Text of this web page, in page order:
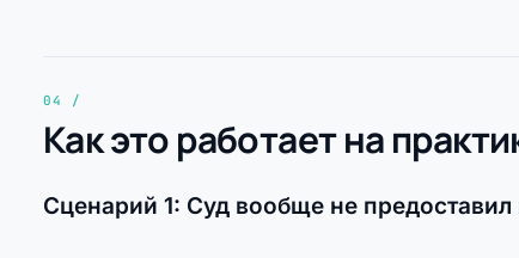
Как это работает на
Сценарий 1: Суд вообще не